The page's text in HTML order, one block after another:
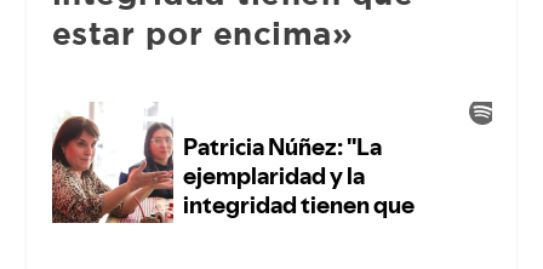
estar por encima»